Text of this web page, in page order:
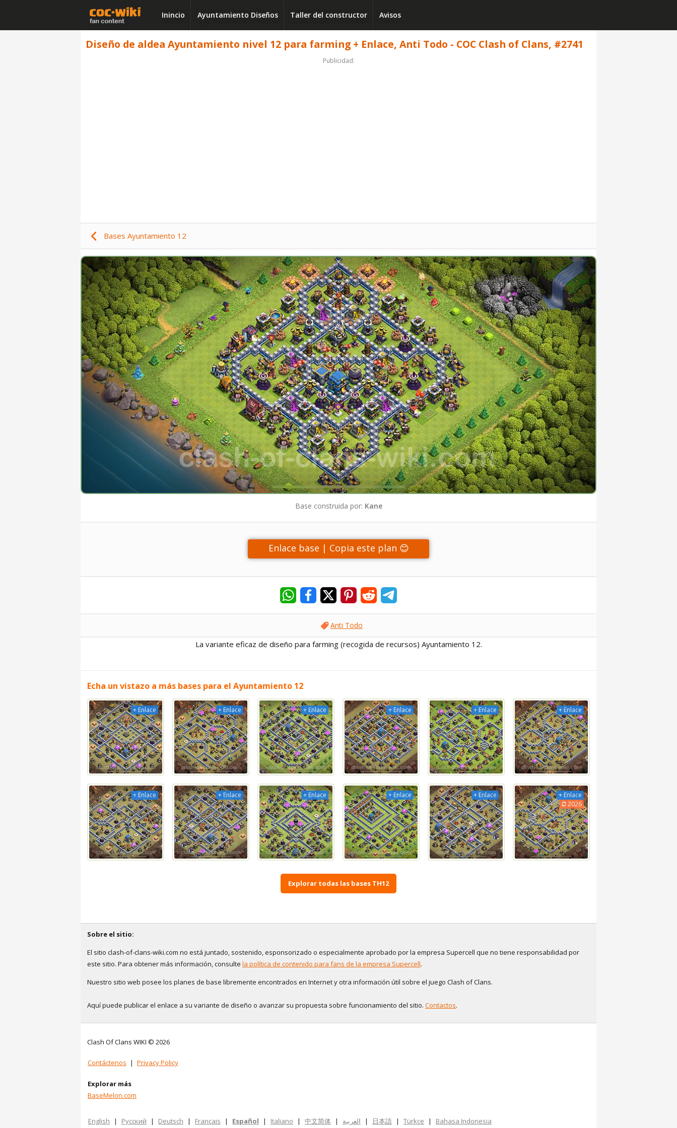
Inincio Ayuntamiento Diseños Taller del constructor Avisos
Diseño de aldea Ayuntamiento nivel 12 para farming + Enlace, Anti Todo - COC Clash of Clans, #2741
Publicidad:
Bases Ayuntamiento 12
Base construida por: Kane
Enlace base | Copia este plan 😊
Anti Todo
La variante eficaz de diseño para farming (recogida de recursos) Ayuntamiento 12.
Echa un vistazo a más bases para el Ayuntamiento 12
+ Enlace + Enlace + Enlace + Enlace + Enlace + Enlace
+ Enlace + Enlace + Enlace + Enlace + Enlace
+ Enlace
2026
Explorar todas las bases TH12
Sobre el sitio:
El sitio clash-of-clans-wiki.com no está juntado, sostenido, esponsorizado o especialmente aprobado por la empresa Supercell que no tiene responsabilidad por
este sitio. Para obtener más información, consulte la política de contenido para fans de la empresa Supercell.
Nuestro sitio web posee los planes de base libremente encontrados en Internet y otra información útil sobre el juego Clash of Clans.
Aquí puede publicar el enlace a su variante de diseño o avanzar su propuesta sobre funcionamiento del sitio. Contactos.
Clash Of Clans WIKI © 2026
Contáctenos | Privacy Policy
Explorar más
BaseMelon.com
English | Русский | Deutsch | Français | Español | Italiano | 中文简体 | العربية | 日本語 | Türkçe | Bahasa Indonesia